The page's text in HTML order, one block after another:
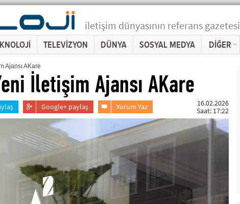
iletişim dünyasının referans gazetesi
TELEVİZYON DÜNYA SOSYAL MEDYA DİĞER
İletişim Ajansı AKare
Ajansı AKare
Google+ paylaş Yorum Yaz
16.02.2026
Saat: 17:22